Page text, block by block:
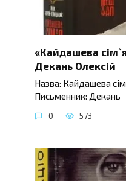
«Кайдашева
Декань Олексій
Назва: Кайдашева
Письменник: Декань
0 573